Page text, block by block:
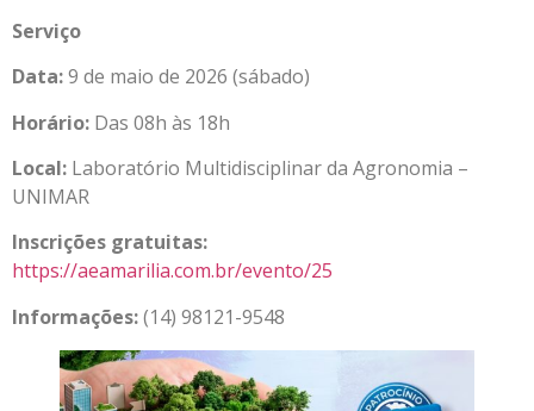
Serviço
Data:9 de maio de 2026 (sábado)
Horário: Das 08h às 18h
Local: Laboratório Multidisciplinar da Agronomia –
UNIMAR
Inscrições gratuitas:
https://aeamarilia.com.br/evento/25
Informações:(14) 98121-9548